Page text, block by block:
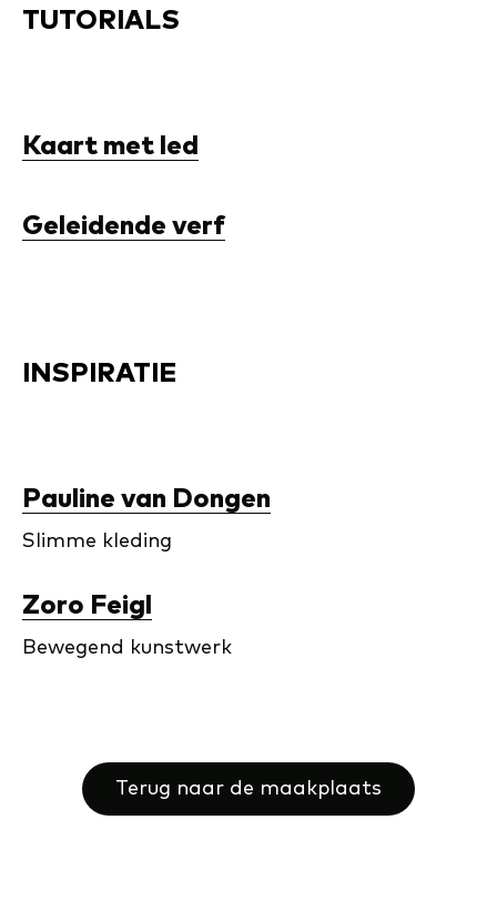
TUTORIALS
Kaart met led
Geleidende verf
INSPIRATIE
Pauline van Dongen
Slimme kleding
Zoro Feigl
Bewegend kunstwerk
Terug naar de maakplaats